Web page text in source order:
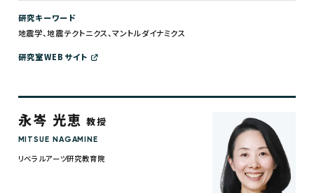
研究キーワード
地震学、地震テクトニクス、マントルダイナミクス
研究室WEBサイト
永岑 光恵教授
MITSUE NAGAMINE
リベラルアーツ研究教育院